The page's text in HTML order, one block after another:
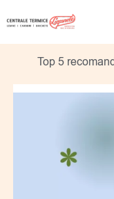
to
content
Top 5